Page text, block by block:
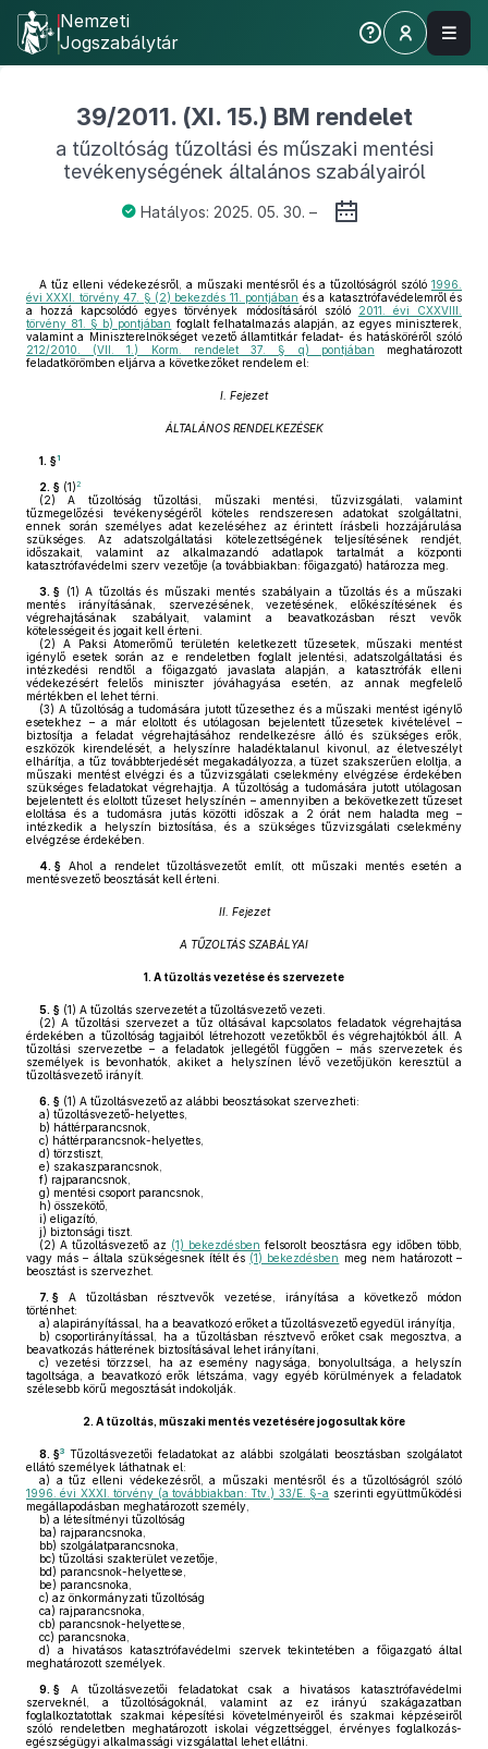
Nemzeti
Jogszabálytár
39/2011. (XI. 15.) BM rendelet
a tűzoltóság tűzoltási és műszaki mentési
tevékenységének általános szabályairól
Hatályos: 2025. 05. 30. –
A tűz elleni védekezésről, a műszaki mentésről és a tűzoltóságról szóló 1996.
évi XXXI. törvény 47. § (2) bekezdés 11. pontjában és a katasztrófavédelemről és
a hozzá kapcsolódó egyes törvények módosításáról szóló
2011. évi CXXVIII.
törvény 81. § b) pontjában foglalt felhatalmazás alapján, az egyes miniszterek,
valamint a Miniszterelnökséget vezető államtitkár feladat- és hatásköréről szóló
212/2010. (VII. 1.) Korm. rendelet 37. § q) pontjában meghatározott
feladatkörömben eljárva a következőket rendelem el:
I. Fejezet
ÁLTALÁNOS RENDELKEZÉSEK
1. §1
2. § (1)2
(2) A tűzoltóság tűzoltási, műszaki mentési, tűzvizsgálati, valamint
tűzmegelőzési tevékenységéről köteles rendszeresen adatokat szolgáltatni,
ennek során személyes adat kezeléséhez az érintett írásbeli hozzájárulása
szükséges. Az adatszolgáltatási kötelezettségének teljesítésének rendjét,
időszakait, valamint az alkalmazandó adatlapok tartalmát a központi
katasztrófavédelmi szerv vezetője (a továbbiakban: főigazgató) határozza meg.
3. § (1) A tűzoltás és műszaki mentés szabályain a tűzoltás és a műszaki
mentés irányításának, szervezésének, vezetésének, előkészítésének és
végrehajtásának szabályait, valamint a beavatkozásban részt vevők
kötelességeit és jogait kell érteni.
(2) A Paksi Atomerőmű területén keletkezett tűzesetek, műszaki mentést
igénylő esetek során az e rendeletben foglalt jelentési, adatszolgáltatási és
intézkedési rendtől a főigazgató javaslata alapján, a katasztrófák elleni
védekezésért felelős miniszter jóváhagyása esetén, az annak megfelelő
mértékben el lehet térni.
(3) A tűzoltóság a tudomására jutott tűzesethez és a műszaki mentést igénylő
esetekhez – a már eloltott és utólagosan bejelentett tűzesetek kivételével –
biztosítja a feladat végrehajtásához rendelkezésre álló és szükséges erők,
eszközök kirendelését, a helyszínre haladéktalanul kivonul, az életveszélyt
elhárítja, a tűz továbbterjedését megakadályozza, a tüzet szakszerűen eloltja, a
műszaki mentést elvégzi és a tűzvizsgálati cselekmény elvégzése érdekében
szükséges feladatokat végrehajtja. A tűzoltóság a tudomására jutott utólagosan
bejelentett és eloltott tűzeset helyszínén – amennyiben a bekövetkezett tűzeset
eloltása és a tudomásra jutás közötti időszak a 2 órát nem haladta meg –
intézkedik a helyszín biztosítása, és a szükséges tűzvizsgálati cselekmény
elvégzése érdekében.
4. § Ahol a rendelet tűzoltásvezetőt említ, ott műszaki mentés esetén a
mentésvezető beosztását kell érteni.
II. Fejezet
A TŰZOLTÁS SZABÁLYAI
1. A tűzoltás vezetése és szervezete
5. § (1) A tűzoltás szervezetét a tűzoltásvezető vezeti.
(2) A tűzoltási szervezet a tűz oltásával kapcsolatos feladatok végrehajtása
érdekében a tűzoltóság tagjaiból létrehozott vezetőkből és végrehajtókból áll. A
tűzoltási szervezetbe – a feladatok jellegétől függően – más szervezetek és
személyek is bevonhatók, akiket a helyszínen lévő vezetőjükön keresztül a
tűzoltásvezető irányít.
6. § (1) A tűzoltásvezető az alábbi beosztásokat szervezheti:
a) tűzoltásvezető-helyettes,
b) háttérparancsnok,
c) háttérparancsnok-helyettes,
d) törzstiszt,
e) szakaszparancsnok,
f) rajparancsnok,
g) mentési csoport parancsnok,
h) összekötő,
i) eligazító,
j) biztonsági tiszt.
(2) A tűzoltásvezető az (1) bekezdésben felsorolt beosztásra egy időben több,
vagy más – általa szükségesnek ítélt és (1) bekezdésben meg nem határozott –
beosztást is szervezhet.
7. § A tűzoltásban résztvevők vezetése, irányítása a következő módon
történhet:
a) alapirányítással, ha a beavatkozó erőket a tűzoltásvezető egyedül irányítja,
b) csoportirányítással, ha a tűzoltásban résztvevő erőket csak megosztva, a
beavatkozás hátterének biztosításával lehet irányítani,
c) vezetési törzzsel, ha az esemény nagysága, bonyolultsága, a helyszín
tagoltsága, a beavatkozó erők létszáma, vagy egyéb körülmények a feladatok
szélesebb körű megosztását indokolják.
2. A tűzoltás, műszaki mentés vezetésére jogosultak köre
8. §3 Tűzoltásvezetői feladatokat az alábbi szolgálati beosztásban szolgálatot
ellátó személyek láthatnak el:
a) a tűz elleni védekezésről, a műszaki mentésről és a tűzoltóságról szóló
1996. évi XXXI. törvény (a továbbiakban: Ttv.) 33/E. §-a szerinti együttműködési
megállapodásban meghatározott személy,
b) a létesítményi tűzoltóság
ba) rajparancsnoka,
bb) szolgálatparancsnoka,
bc) tűzoltási szakterület vezetője,
bd) parancsnok-helyettese,
be) parancsnoka,
c) az önkormányzati tűzoltóság
ca) rajparancsnoka,
cb) parancsnok-helyettese,
cc) parancsnoka,
d) a hivatásos katasztrófavédelmi szervek tekintetében a főigazgató által
meghatározott személyek.
9. § A tűzoltásvezetői feladatokat csak a hivatásos katasztrófavédelmi
szerveknél, a tűzoltóságoknál, valamint az ez irányú szakágazatban
foglalkoztatottak szakmai képesítési követelményeiről és szakmai képzéseiről
szóló rendeletben meghatározott iskolai végzettséggel, érvényes foglalkozás-
egészségügyi alkalmassági vizsgálattal lehet ellátni.